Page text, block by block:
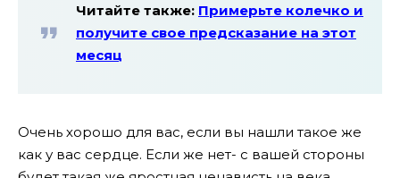
Читайте также: Примерьте колечко и
получите свое предсказание на этот
месяц
Очень хорошо для вас, если вы нашли такое же
как у вас сердце. Если же нет- с вашей стороны